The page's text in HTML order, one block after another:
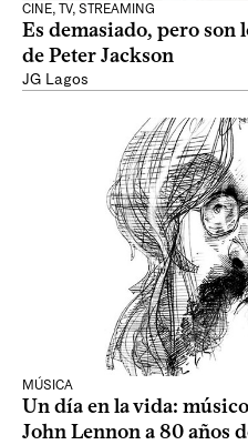
CINE, TV, STREAMING
Es demasiado, pero son
de Peter Jackson
JG Lagos
MÚSICA
Un día en la vida:
John Lennon a 80 años